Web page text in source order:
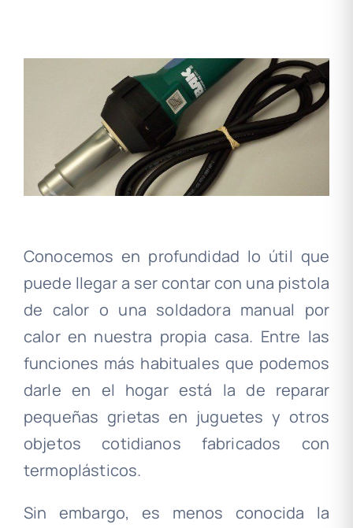
Conocemos en profundidad lo útil que
puede llegar a ser contar con una pistola
de calor o una soldadora manual por
calor en nuestra propia casa. Entre las
funciones más habituales que podemos
darle en el hogar está la de reparar
pequeñas grietas en juguetes y otros
objetos cotidianos fabricados con
termoplásticos.
Sin embargo, es menos conocida la